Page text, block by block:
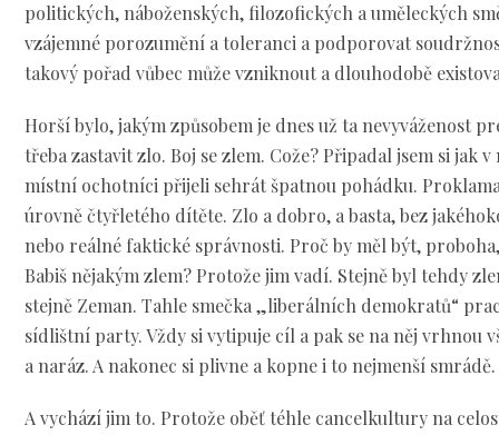
politických, náboženských, filozofických a uměleckých
vzájemné porozumění a toleranci a podporovat
takový pořad vůbec může vzniknout a dlouhodobě
Horší bylo, jakým způsobem je dnes už ta nevyváženost
třeba zastavit zlo. Boj se zlem. Cože? Připadal jsem si jak
místní ochotníci přijeli sehrát špatnou pohádku.
úrovně čtyřletého dítěte. Zlo a dobro, a basta, bez
nebo reálné faktické správnosti. Proč by měl být,
Babiš nějakým zlem? Protože jim vadí. Stejně byl tehdy
stejně Zeman. Tahle smečka „liberálních demokratů“
sídlištní party. Vždy si vytipuje cíl a pak se na něj vrhnou
a naráz. A nakonec si plivne a kopne i to nejmenší smrádě.
A vychází jim to. Protože oběť téhle cancelkultury na